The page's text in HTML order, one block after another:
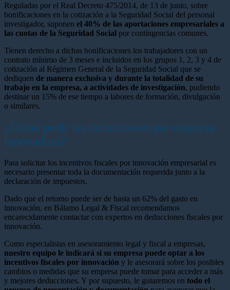
Reguladas por el Real Decreto 475/2014, de 13 de junio, sobre
bonificaciones en la cotización a la Seguridad Social del personal
investigador, suponen el 40% de las aportaciones empresariales a
las cuotas de la Seguridad Social por contingencias comunes.
Tienen derecho a dichas bonificaciones los trabajadores con un
contrato mínimo de 3 meses e incluidos en los grupos 1, 2, 3 y 4 de
cotización al Régimen General de la Seguridad Social que se
dediquen de manera exclusiva y durante la totalidad de su
trabajo en la empresa, a actividades de investigación, pudiendo
destinar un 15% de ese tiempo a labores de formación, divulgación
o similares.
¿Cómo pedir las deducciones por empresa
innovadora?
Para solicitar los incentivos fiscales por innovación empresarial es
necesario presentar toda la documentación requerida junto a la
declaración de impuestos.
Dado que el retorno puede ser de hasta un 62% del gasto en
innovación, en Bálamo Legal & Fiscal recomendamos
encarecidamente contactar con expertos en deducciones fiscales por
innovación.
Como especialistas en asesoramiento legal y fiscal a empresas,
nuestro equipo le indicará si su empresa puede optar a los
incentivos fiscales por innovación y le asesorará sobre los posibles
cambios o medidas que su empresa puede tomar para acceder a más
y mejores deducciones. Y por supuesto, le guiaremos en todo el